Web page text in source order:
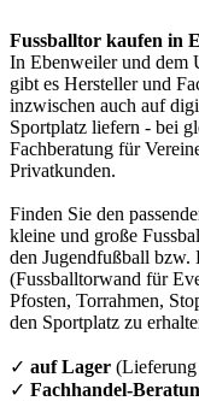
Fussballtor kaufen in
In Ebenweiler und dem
gibt es Hersteller und
inzwischen auch auf
Sportplatz liefern - bei
Fachberatung für
Privatkunden.
Finden Sie den
kleine und große
den Jugendfußball
(Fussballtorwand für
Pfosten, Torrahmen,
den Sportplatz zu
✓ auf Lager
✓ Fachhandel-